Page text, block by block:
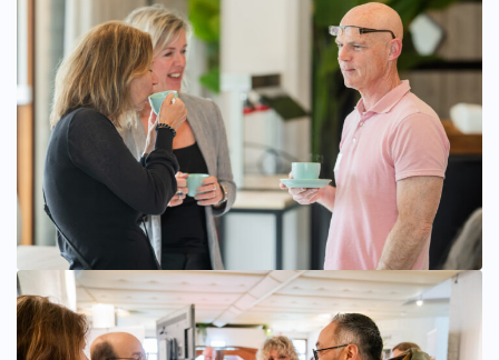
Bekijk afbeelding groter